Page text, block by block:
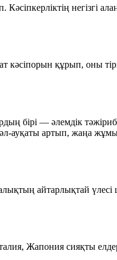
Кәсіпкерліктің негізгі
кәсіпорын құрып, оны
бірі — әлемдік
әл-ауқаты артып, жаңа
айтарлықтай
Жапония сияқты